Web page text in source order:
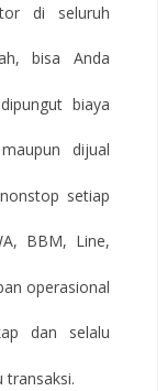
di seluruh
bisa Anda
biaya
dijual
setiap
BBM, Line,
operasional
dan selalu
transaksi.